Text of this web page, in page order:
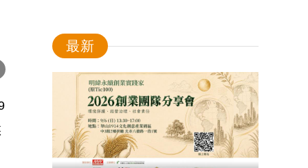
最新